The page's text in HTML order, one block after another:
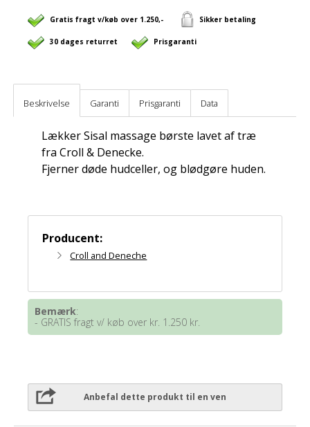
Gratis fragt v/køb over 1.250,- Sikker betaling
30 dages returret Prisgaranti
Beskrivelse Garanti Prisgaranti Data
Lækker Sisal massage børste lavet af træ
fra Croll & Denecke.
Fjerner døde hudceller, og blødgøre huden.
Producent:
Croll and Deneche
Bemærk:
- GRATIS fragt v/ køb over kr. 1.250 kr.
Anbefal dette produkt til en ven